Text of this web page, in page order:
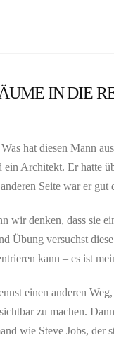
IN DIE
hat diesen Mann
Architekt. Er hatte
Seite war er
wir denken, dass sie
Übung versuchst
kann – es ist
einen anderen
zu machen.
wie Steve Jobs,